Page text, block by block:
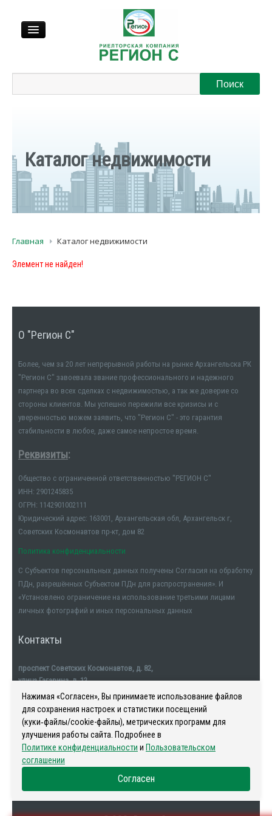
Регионы
Каталог недвижимости
Главная Каталог недвижимости
Элемент не найден!
О "Регион С"
Более, чем за 20 лет непрерывной работы на рынке Архангельска РК
"Регион С" завоевала звание профессионального и надежного
партнера во всех сделках с недвижимостью, а так же доверие со
стороны клиентов. Мы успешно пережили все кризисы и с
уверенностью можем заявить, что "Регион С" - это гарантия
стабильности в любое, даже самое непростое время.
Реквизиты:
Общество с ограниченной ответственностью "РЕГИОН С"
ИНН: 2901245835
ОГРН: 1142901002111
Юридический адрес: 163001, Архангельская обл, Архангельск г,
Советских Космонавтов пр-кт, дом 82
Политика конфиденциальности
С Субъектов персональных данных получены Согласия на обработку
ПДн, разрешённых Субъектом ПДн для распространения». И
«Установлено ограничение на использование третьими лицами
личных фотографий и иных персональных данных
Контакты
проспект Советских Космонавтов, д. 82,
улица Гагарина, д. 12
тел. +7911-554-32-32
Наша история
Нажимая «Согласен», Вы принимаете использование файлов
для сохранения настроек и статистики посещений
(куки‑файлы/cookie-файлы), метрических программ для
улучшения работы сайта. Подробнее в
Политике конфиденциальности и Пользовательском
соглашении
Согласен